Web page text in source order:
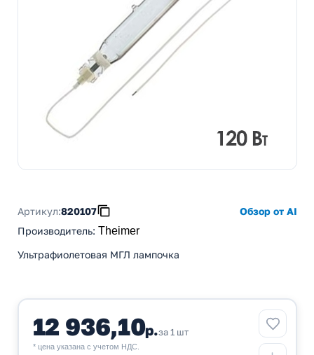
Артикул:820107
Обзор от AI
Производитель: Theimer
Ультрафиолетовая МГЛ лампочка
12 936,10р.за 1 шт
* цена указана с учетом НДС.